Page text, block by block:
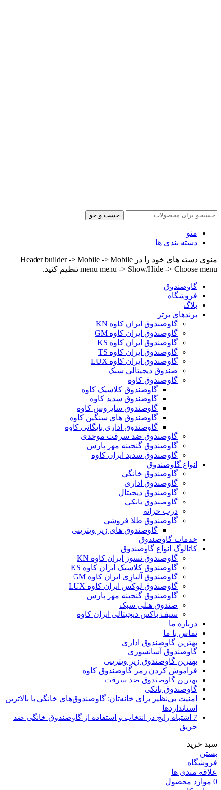
جست و جو
منو
دسته بندی ها
منوی دسته های خود را در Header builder -> Mobile -> Mobile
menu menu -> Show/Hide -> Choose menu تنظیم کنید.
گاوصندوق
فروشگاه
بلاگ
برندهای برتر
گاوصندوق ایران کاوه KN
گاوصندوق ایران کاوه GM
گاوصندوق ایران کاوه KS
گاوصندوق ایران کاوه TS
گاوصندوق ایران کاوه LUX
صندوق دیجیتالی سبک
گاوصندوق کاوه
گاوصندوق کلاسیک کاوه
گاوصندوق سدید کاوه
گاوصندوق سایروس کاوه
گاوصندوق های سنگین کاوه
گاوصندوق اداری بایگانی کاوه
گاوصندوق ضد سرقت موحدی
گاوصندوق گنجینه مهر پارس
گاوصندوق سدید ایران کاوه
انواع گاوصندوق
گاوصندوق خانگی
گاوصندوق اداری
گاوصندوق دیجیتال
گاوصندوق بانکی
درب خزانه
گاوصندوق طلا فروشی
گاوصندوق های زیر ویترینی
خدمات گاوصندوق
کاتالوگ انواع گاوصندوق
گاوصندوق نسوز ایران کاوه KN
گاوصندوق کلاسیک ایران کاوه KS
گاوصندوق آلیاژِی ایران کاوه GM
گاوصندوق لوکس ایران کاوه LUX
گاوصندوق گنجینه مهر پارس
صندوق هتلی سبک
سیف باکس دیجیتالی ایران کاوه
درباره ما
تماس با ما
بهترین گاوصندوق اداری
گاوصندوق آسانسوری
بهترین گاوصندوق زیر ویترینی
فراموش کردن رمز گاوصندوق کاوه
بهترین گاوصندوق ضد سرقت
گاوصندوق بانکی
امنیت بی‌نظیر برای خانه‌تان: گاوصندوق‌های خانگی با بالاترین
استانداردها
7 اشتباه رایج در انتخاب و استفاده از گاوصندوق خانگی ضد
حریق
سبد خرید
بستن
فروشگاه
علاقه مندی ها
0 موارد محصول